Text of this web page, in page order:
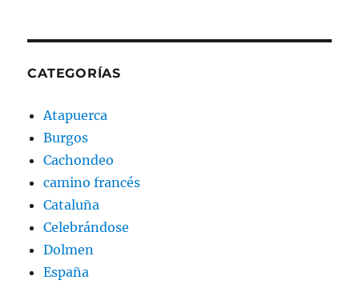
CATEGORÍAS
Atapuerca
Burgos
Cachondeo
camino francés
Cataluña
Celebrándose
Dolmen
España